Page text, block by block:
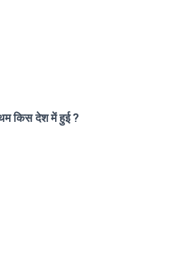
किस देश में हुई ?